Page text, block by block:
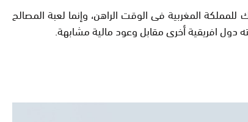
المغربية فى الوقت الراهن، وإنما لعبة المصالح
دول افريقية أخرى مقابل وعود مالية مشابهة.